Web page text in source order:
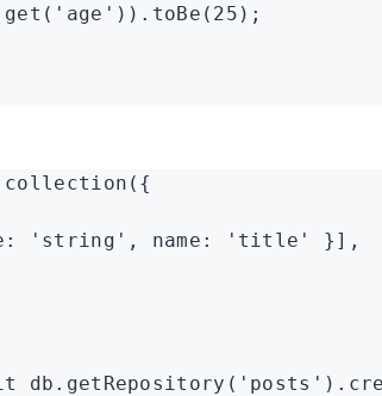
( 'age' )) .toBe ( 25 );
({
: 'string' , name : 'title' }] ,
db .getRepository ( 'posts' )